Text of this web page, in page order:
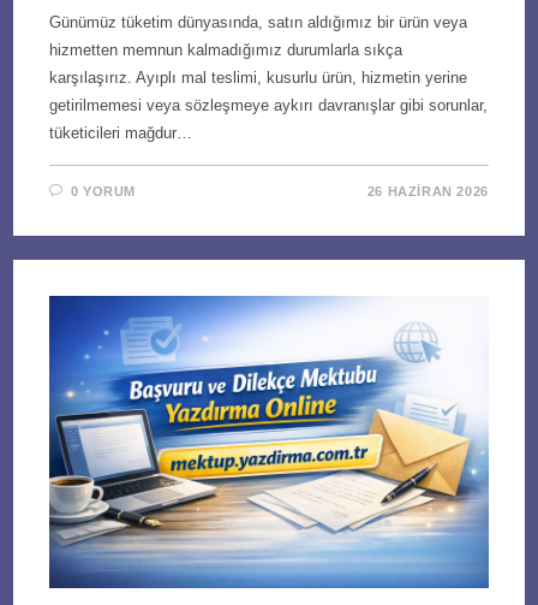
Günümüz tüketim dünyasında, satın aldığımız bir ürün veya
hizmetten memnun kalmadığımız durumlarla sıkça
karşılaşırız. Ayıplı mal teslimi, kusurlu ürün, hizmetin yerine
getirilmemesi veya sözleşmeye aykırı davranışlar gibi sorunlar,
tüketicileri mağdur…
0 YORUM 26 HAZIRAN 2026